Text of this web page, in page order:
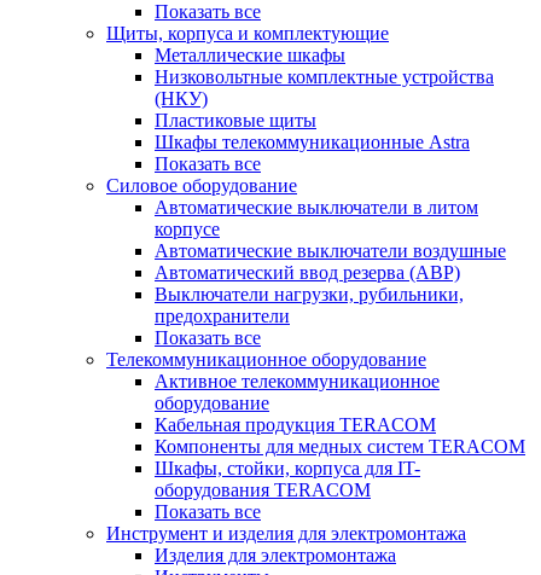
Показать все
Щиты, корпуса и комплектующие
Металлические шкафы
Низковольтные комплектные устройства
(НКУ)
Пластиковые щиты
Шкафы телекоммуникационные Astra
Показать все
Силовое оборудование
Автоматические выключатели в литом
корпусе
Автоматические выключатели воздушные
Автоматический ввод резерва (АВР)
Выключатели нагрузки, рубильники,
предохранители
Показать все
Телекоммуникационное оборудование
Активное телекоммуникационное
оборудование
Кабельная продукция TERACOM
Компоненты для медных систем TERACOM
Шкафы, стойки, корпуса для IT-
оборудования TERACOM
Показать все
Инструмент и изделия для электромонтажа
Изделия для электромонтажа